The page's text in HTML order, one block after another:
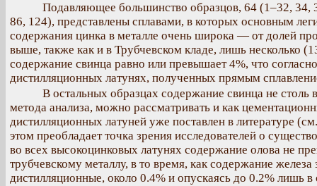
Подавляющее большинство образцов, 64 (1–32, 34,
86, 124), представлены сплавами, в которых основным
содержания цинка в металле очень широка — от долей
выше, также как и в Трубчевском кладе, лишь несколько
содержание свинца равно или превышает 4%, что
дистилляционных латунях, полученных прямым
В остальных образцах содержание свинца не
метода анализа, можно рассматривать и как
дистилляционных латуней уже поставлен в литературе
этом преобладает точка зрения исследователей о
во всех высокоцинковых латунях содержание олова не
трубчевскому металлу, в то время, как содержание
дистилляционные, около 0.4% и опускаясь до 0.2% лишь в